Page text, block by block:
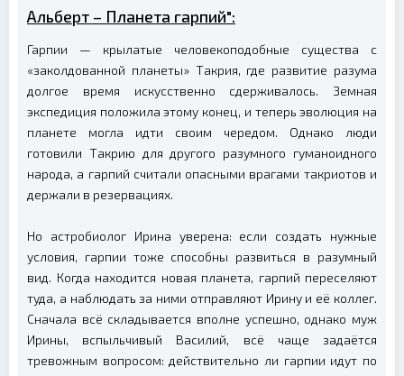
Альберт – Планета гарпий":
Гарпии — крылатые человекоподобные существа с
«заколдованной планеты» Такрия, где развитие разума
долгое время искусственно сдерживалось. Земная
экспедиция положила этому конец, и теперь эволюция на
планете могла идти своим чередом. Однако люди
готовили Такрию для другого разумного гуманоидного
народа, а гарпий считали опасными врагами такриотов и
держали в резервациях.
Но астробиолог Ирина уверена: если создать нужные
условия, гарпии тоже способны развиться в разумный
вид. Когда находится новая планета, гарпий переселяют
туда, а наблюдать за ними отправляют Ирину и её коллег.
Сначала всё складывается вполне успешно, однако муж
Ирины, вспыльчивый Василий, всё чаще задаётся
тревожным вопросом: действительно ли гарпии идут по